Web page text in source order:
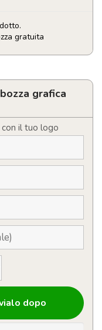
gratuita
grafica
il tuo logo
dopo